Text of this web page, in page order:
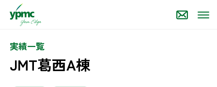
実績一覧
JMT葛西A棟